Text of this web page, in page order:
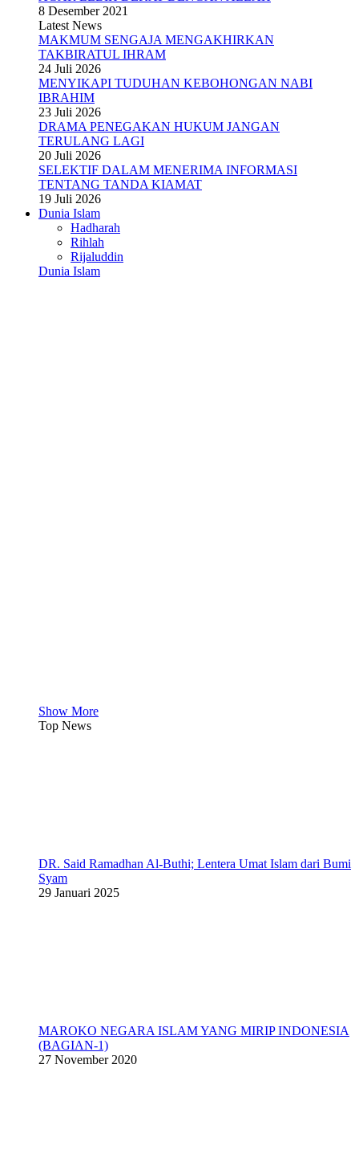
8 Desember 2021
Latest News
MAKMUM SENGAJA MENGAKHIRKAN
TAKBIRATUL IHRAM
24 Juli 2026
MENYIKAPI TUDUHAN KEBOHONGAN NABI
IBRAHIM
23 Juli 2026
DRAMA PENEGAKAN HUKUM JANGAN
TERULANG LAGI
20 Juli 2026
SELEKTIF DALAM MENERIMA INFORMASI
TENTANG TANDA KIAMAT
19 Juli 2026
Dunia Islam
Hadharah
Rihlah
Rijaluddin
Dunia Islam
Show More
Top News
DR. Said Ramadhan Al-Buthi; Lentera Umat Islam dari Bumi
Syam
29 Januari 2025
MAROKO NEGARA ISLAM YANG MIRIP INDONESIA
(BAGIAN-1)
27 November 2020